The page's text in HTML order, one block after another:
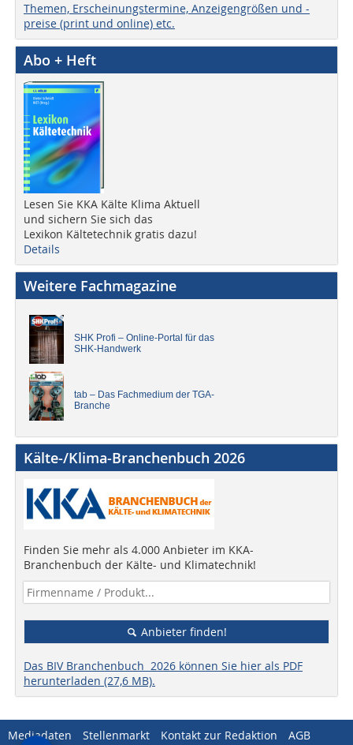
Themen, Erscheinungstermine, Anzeigengrößen und -
preise (print und online) etc.
Abo + Heft
Lesen Sie KKA Kälte Klima Aktuell
und sichern Sie sich das
Lexikon Kältetechnik gratis dazu!
Details
Weitere Fachmagazine
SHK Profi – Online-Portal für das
SHK-Handwerk
tab – Das Fachmedium der TGA-
Branche
Kälte-/Klima-Branchenbuch 2026
Finden Sie mehr als 4.000 Anbieter im KKA-
Branchenbuch der Kälte- und Klimatechnik!
Anbieter finden!
Das BIV Branchenbuch 2026 können Sie hier als PDF
herunterladen (27,6 MB).
Mediadaten Stellenmarkt Kontakt zur Redaktion
AGB